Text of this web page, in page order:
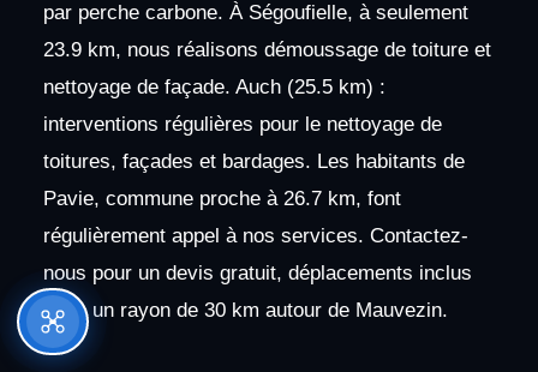
par perche carbone. À Ségoufielle, à seulement
23.9 km, nous réalisons démoussage de toiture et
nettoyage de façade. Auch (25.5 km) :
interventions régulières pour le nettoyage de
toitures, façades et bardages. Les habitants de
Pavie, commune proche à 26.7 km, font
régulièrement appel à nos services. Contactez-
nous pour un devis gratuit, déplacements inclus
dans un rayon de 30 km autour de Mauvezin.